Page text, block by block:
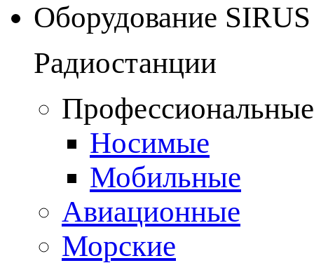
Оборудование SIRUS
Радиостанции
Носимые
Мобильные
Авиационные
Морские